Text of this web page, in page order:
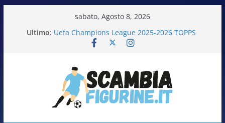
sabato, Agosto 8, 2026
Ultimo: Uefa Champions League 2025-2026 TOPPS
Fifa World Cup 2026 PANINI
Calciatori Serie B BKT 2025-2026 PANINI